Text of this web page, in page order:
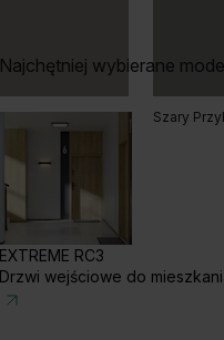
Najchętniej wybierane
EXTREME RC3
Drzwi wejściowe do
Piaskowy Szary